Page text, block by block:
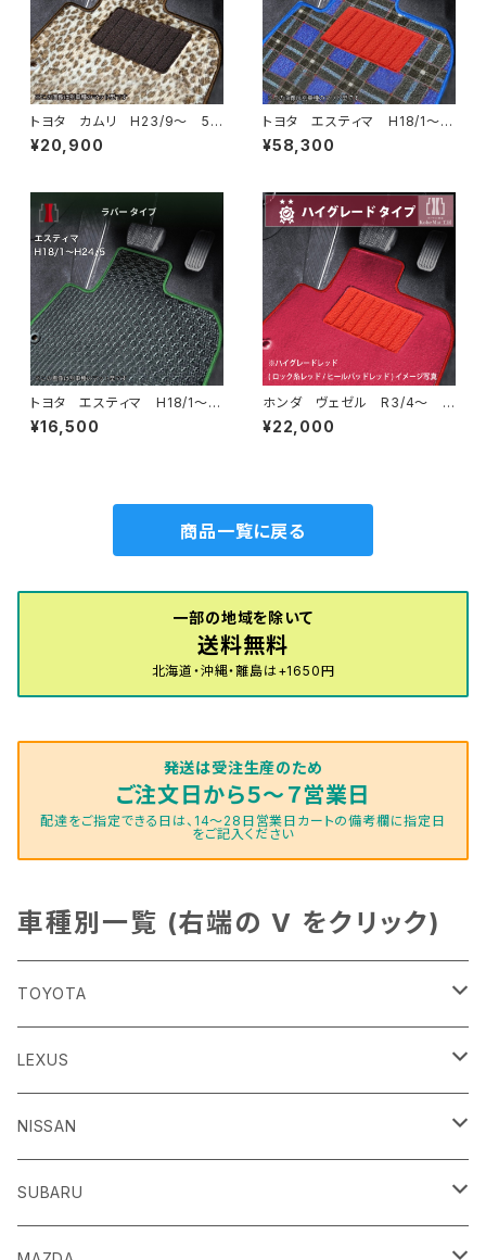
トヨタ カムリ H23/9〜 5
0/70系 フロアマット一式 カ
ーマット スペシャルタイプ
¥20,900
トヨタ エスティマ H18/1〜H
24/5（前期） 50系 フロアマ
ット一式 カーマット 神戸ター
¥58,300
トヨタ エスティマ H18/1〜H
24/5（前期） 50系 フロアマ
ット一式 カーマット 防水 ラ
¥16,500
ホンダ ヴェゼル R3/4〜 R
V系 ラゲッジマット付 フロア
マット一式 トランクマット カ
¥22,000
商品一覧に戻る
一部の地域を除いて
送料無料
北海道・沖縄・離島は+1650円
発送は受注生産のため
ご注文日から５～７営業日
配達をご指定できる日は、14～28日営業日カートの備考欄に指定日
をご記入ください
車種別一覧 (右端の V をクリック)
TOYOTA
86
H24/4～R3/8 ZN6
GR86
R3/10～ ZN8
ｂＢ
H17/12～H28/8 20系
LEXUS
ＣＴ
H23/1～R4/11
ＥＳ
H30/10～
NISSAN
ＡＤ
H18/12～ Y12
SUBARU